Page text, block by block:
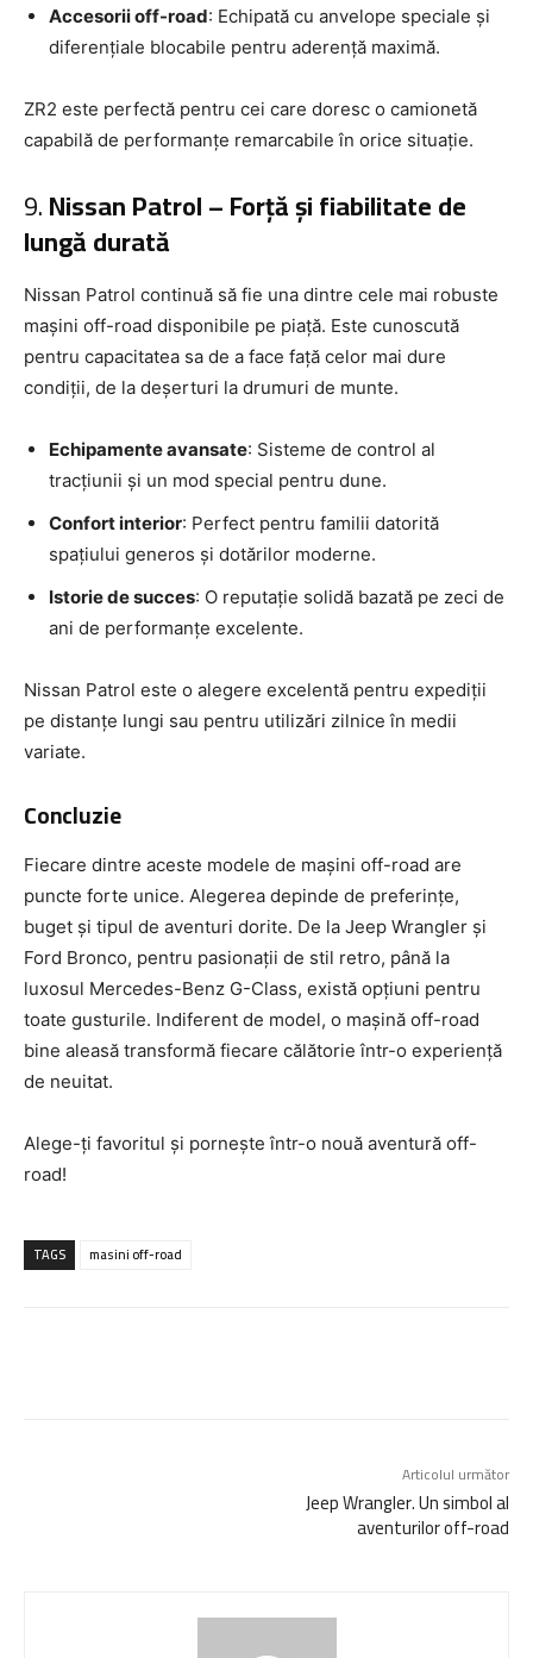
Accesorii off-road: Echipată cu anvelope speciale și
diferențiale blocabile pentru aderență maximă.
ZR2 este perfectă pentru cei care doresc o camionetă
capabilă de performanțe remarcabile în orice situație.
9.Nissan Patrol – Forță și fiabilitate de
lungă durată
Nissan Patrol continuă să fie una dintre cele mai robuste
mașini off-road disponibile pe piață. Este cunoscută
pentru capacitatea sa de a face față celor mai dure
condiții, de la deșerturi la drumuri de munte.
Echipamente avansate: Sisteme de control al
tracțiunii și un mod special pentru dune.
Confort interior: Perfect pentru familii datorită
spațiului generos și dotărilor moderne.
Istorie de succes: O reputație solidă bazată pe zeci de
ani de performanțe excelente.
Nissan Patrol este o alegere excelentă pentru expediții
pe distanțe lungi sau pentru utilizări zilnice în medii
variate.
Concluzie
Fiecare dintre aceste modele de mașini off-road are
puncte forte unice. Alegerea depinde de preferințe,
buget și tipul de aventuri dorite. De la Jeep Wrangler și
Ford Bronco, pentru pasionații de stil retro, până la
luxosul Mercedes-Benz G-Class, există opțiuni pentru
toate gusturile. Indiferent de model, o mașină off-road
bine aleasă transformă fiecare călătorie într-o experiență
de neuitat.
Alege-ți favoritul și pornește într-o nouă aventură off-
road!
TAGS masini off-road
Articolul următor
Jeep Wrangler. Un simbol al
aventurilor off-road